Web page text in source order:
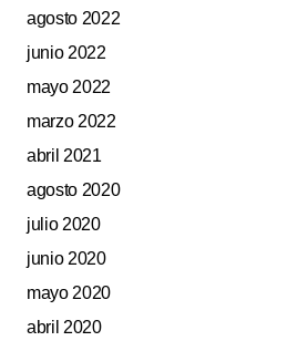
agosto 2022
junio 2022
mayo 2022
marzo 2022
abril 2021
agosto 2020
julio 2020
junio 2020
mayo 2020
abril 2020